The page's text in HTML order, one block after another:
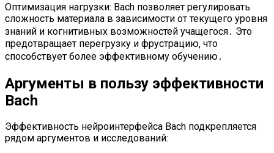
Оптимизация нагрузки: Bach позволяет регулировать
сложность материала в зависимости от текущего уровня
знаний и когнитивных возможностей учащегося․ Это
предотвращает перегрузку и фрустрацию‚ что
способствует более эффективному обучению․
Аргументы в пользу эффективности
Bach
Эффективность нейроинтерфейса Bach подкрепляется
рядом аргументов и исследований: